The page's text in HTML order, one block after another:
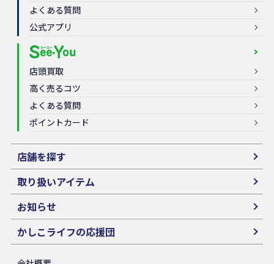
よくある質問
公式アプリ
店頭買取
高く売るコツ
よくある質問
ポイントカード
店舗を探す
取り扱いアイテム
お知らせ
かしこライフの応援団